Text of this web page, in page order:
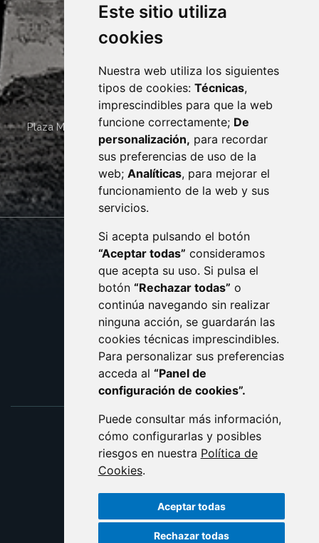
Este sitio utiliza
cookies
Nuestra web utiliza los siguientes
tipos de cookies: Técnicas,
imprescindibles para que la web
funcione correctamente; De
personalización, para recordar
sus preferencias de uso de la
web; Analíticas, para mejorar el
funcionamiento de la web y sus
servicios.
Si acepta pulsando el botón
“Aceptar todas” consideramos
que acepta su uso. Si pulsa el
botón “Rechazar todas” o
continúa navegando sin realizar
ninguna acción, se guardarán las
cookies técnicas imprescindibles.
Para personalizar sus preferencias
acceda al “Panel de
configuración de cookies”.
Puede consultar más información,
cómo configurarlas y posibles
riesgos en nuestra Política de
Cookies.
Aceptar todas
Rechazar todas
Plaza Mayor 4 22400 MONZÓN - ARAGÓN (ESPAÑA)
· (34) 974 400 700 ·
sac@monzon.es
monzon.es
CONTACTO
AVISO LEGAL
PROTECCIÓN DE DATOS
POLÍTICA DE COOKIES
ACCESIBILIDAD
ENLACE EXTERNO AL